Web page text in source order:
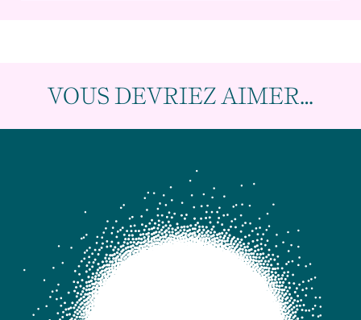
VOUS DEVRIEZ AIMER…